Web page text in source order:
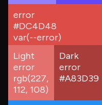
error
#DC4D48
var(--error)
Light
error
rgb(227,
112, 108)
Dark
error
#A83D39